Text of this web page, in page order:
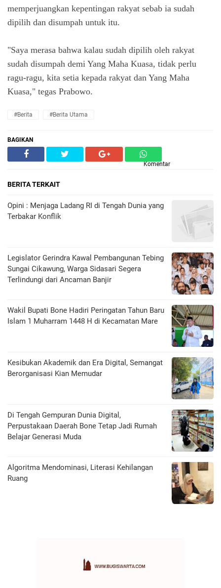
memperjuangkan kepentingan rakyat sebab ia sudah
dipilih dan disumpah untuk itu.
"Saya merasa bahwa kalau sudah dipilih oleh rakyat
sudah disumpah demi Yang Maha Kuasa, tidak perlu
ragu-ragu, kita setia kepada rakyat dan Yang Maha
Kuasa," tegas Prabowo.
#Berita #Berita Utama
BAGIKAN
Komentar
BERITA TERKAIT
Opini : Menjaga Ladang RI di Tengah Dunia yang
Terbakar Konflik
Legislator Gerindra Kawal Pembangunan Tebing
Sungai Cikawung, Warga Sidasari Segera
Terlindungi dari Ancaman Banjir
Wakil Bupati Bone Hadiri Peringatan Tahun Baru
Islam 1 Muharram 1448 H di Kecamatan Mare
Kesibukan Akademik dan Era Digital, Semangat
Berorganisasi Kian Memudar
Di Tengah Gempuran Dunia Digital,
Perpustakaan Daerah Bone Tetap Jadi Rumah
Belajar Generasi Muda
Algoritma Mendominasi, Literasi Kehilangan
Ruang